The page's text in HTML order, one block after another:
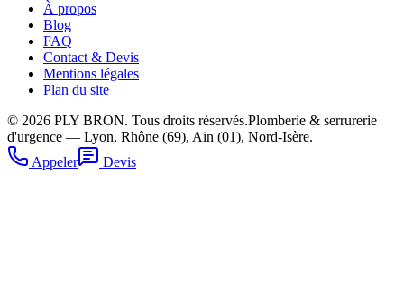
À propos
Blog
FAQ
Contact & Devis
Mentions légales
Plan du site
© 2026 PLY BRON. Tous droits réservés.Plomberie & serrurerie
d'urgence — Lyon, Rhône (69), Ain (01), Nord-Isère.
Appeler
Devis